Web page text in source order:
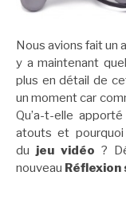
Nous avions fait un
y a maintenant
plus en détail de
un moment car
Qu’a-t-elle
atouts et
du jeu vidéo ?
nouveau